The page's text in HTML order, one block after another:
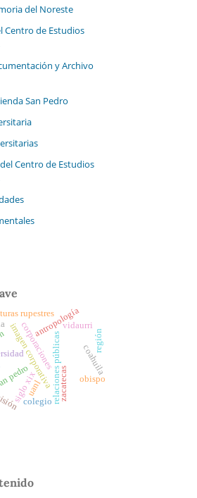
del Noreste
Centro de Estudios
y Archivo
San Pedro
Centro de Estudios
pedro
imagen corporativarelaciones públicas
corporaciones
siglo xix
antropología
rupestres
colegio
obispo
vidaurri
coahuila
zacatecas
uanl
región